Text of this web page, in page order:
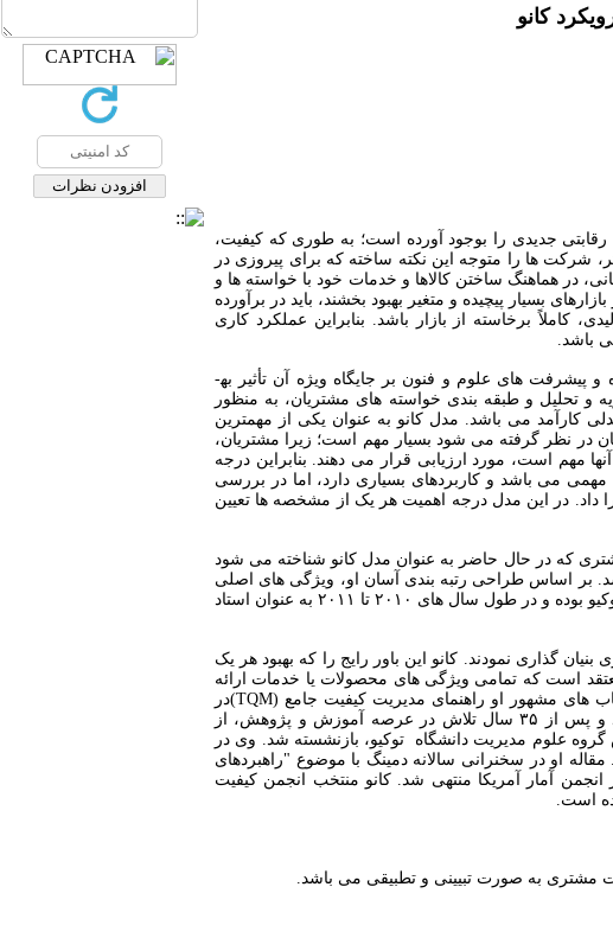
کانو
جدیدی را بوجود آورده است؛ به طوری که کیفیت،
شرکت ها را متوجه این نکته ساخته که برای پیروزی در
در هماهنگ ساختن کالاها و خدمات خود با خواسته ها و
بسیار پیچیده و متغیر بهبود بخشند، باید در برآورده
کاملاً برخاسته از بازار باشد. بنابراین عملکرد کاری
باشد.
جلب رضایت مشتریان، یکی از معیارهای مهم سنجش کیفیت عملکرد در سازمان های امروزی محسوب شده و پیشرفت های علوم و فنون بر جایگاه ویژه آن تأثیر به­
و تحلیل و طبقه بندی خواسته های مشتریان، به منظور
کارآمد می باشد. مدل کانو به عنوان یکی از مهمترین
نظر گرفته می شود بسیار مهم است؛ زیرا مشتریان،
مهم است، مورد ارزیابی قرار می دهند. بنابراین درجه
می باشد و کاربردهای بسیاری دارد، اما در بررسی
داد. در این مدل درجه اهمیت هر یک از مشخصه ها تعیین
که در حال حاضر به عنوان مدل کانو شناخته می شود
بر اساس طراحی رتبه بندی آسان او، ویژگی های اصلی
و متمایز مربوط به مفاهیم ارائه کیفیت به مشتریان مشخص گردید. او استاد ممتاز بازنشسته از دانشگاه علوم توکیو بوده و در طول سال های ۲۰۱۰ تا ۲۰۱۱ به عنوان استاد
سازی رضایتمندی مشتری بنیان گذاری نمودند. کانو این باور رایج را که بهبود هر یک
است که تمامی ویژگی های محصولات یا خدمات ارائه
های مشهور او راهنمای مدیریت کیفیت جامع (TQM)در
صنایع خدماتی است. نوریاکی کانو مقاطع تحصیلی خود را در دانشکده مهندسی دانشگاه توکیو به پایان رساند و پس از ۳۵ سال تلاش در عرصه آموزش و پژوهش، از
علوم مدیریت دانشگاه توکیو، بازنشسته شد. وی در
مقاله او در سخنرانی سالانه دمینگ با موضوع "راهبردهای
و کار برای قرن ۲۱ و ایجاد کیفیت جذاب" ارائه گردید که به اخذ جایزه اساتید دمینگ در سال ۱۹۹۷ از انجمن آمار آمریکا منتهی شد. کانو منتخب انجمن کیفیت
.
مشتری به صورت تبیینی و تطبیقی می باشد.